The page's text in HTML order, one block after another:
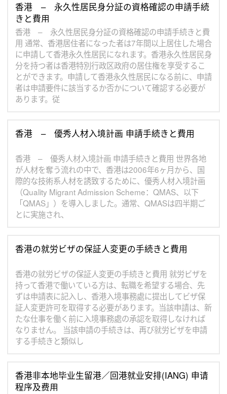
香港 – 永久性居民身分証の資格確認の申請手続
きと費用
香港 – 永久性居民身分証の資格確認の申請手続きと費
用 通常、香港居住者になった者は7年間以上居住した場合
に申請して香港永久性居民になれます。香港永久性居民身
分を持つ者は香港特別行政区政府の居住権を享受するこ
とができます。申請して香港永久性居民になる前に、申請
者は申請要件に該当するか否かについて確認する必要が
あります。従
香港 – 優秀人材入境計画 申請手続きと費用
香港 – 優秀人材入境計画 申請手続きと費用 世界各地
が人材を奪う流れの中で、香港は2006年6ヶ月から、国
際的な技術系人材を誘致するために、優秀人材入境計画
（Quality Migrant Admission Scheme：QMAS、以下
「QMAS」）を導入しました。通常、QMASは四半期ご
とに実施され、
香港の就労ビザの保証人変更の手続きと費用
香港の就労ビザの保証人変更の手続きと費用 就労ビザを
持って香港で働いている方は、転職を希望する場合、先
ずは申請表に記入し、香港入境事務處に提出してビザ保
証人変更許可を取得する必要があります。当該申請は、新
たな仕事を働く前に入境事務處の承認を取得しなければ
なりません。 当該申請の手続きは、再び就労ビザを申請
する手続きと類似し
香港非本地毕业生留港／回港就业安排(IANG) 申请
程序及费用